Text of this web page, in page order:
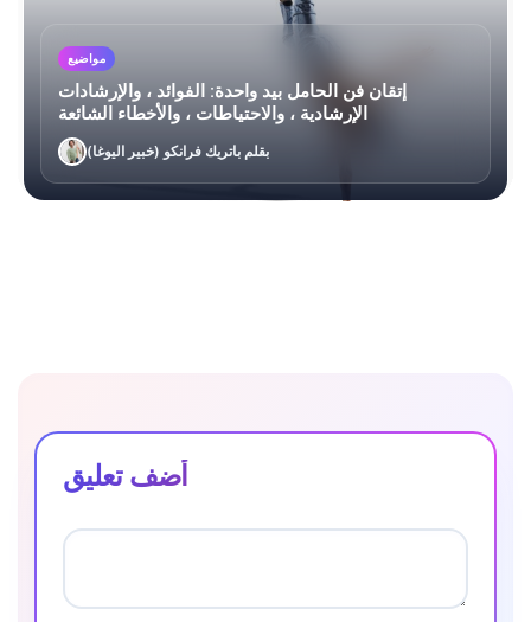
مواضيع
إتقان فن الحامل بيد واحدة: الفوائد ، والإرشادات
الإرشادية ، والاحتياطات ، والأخطاء الشائعة
بقلم باتريك فرانكو (خبير اليوغا)
أضف تعليق